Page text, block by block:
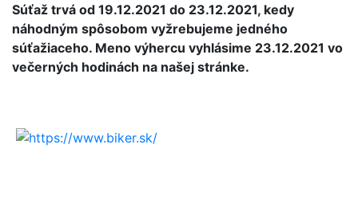
Súťaž trvá od 19.12.2021 do 23.12.2021, kedy
náhodným spôsobom vyžrebujeme jedného
súťažiaceho. Meno výhercu vyhlásime 23.12.2021 vo
večerných hodinách na našej stránke.